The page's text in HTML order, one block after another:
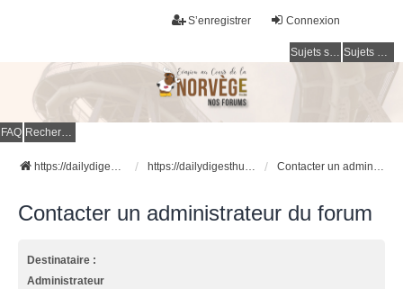
Connexion
S’enregistrer
Sujets sans réponse Sujets actifs
FAQ Rechercher
https://dailydigesthub.com https://dailydigesthub.com Contacter un administrateur du forum
Contacter un administrateur du forum
Destinataire :
Administrateur